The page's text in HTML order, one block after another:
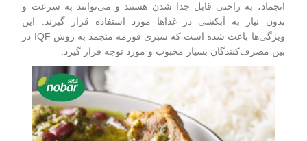
انجماد، به راحتی قابل جدا شدن هستند و می‌توانند به سرعت و
بدون نیاز به آبکشی در غذاها مورد استفاده قرار گیرند. این
ویژگی‌ها باعث شده است که سبزی قورمه منجمد به روش IQF در
بین مصرف‌کنندگان بسیار محبوب و مورد توجه قرار گیرد.